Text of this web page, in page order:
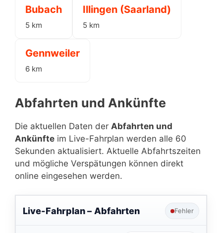
Bubach
5 km
Illingen (Saarland)
5 km
Gennweiler
6 km
Abfahrten und Ankünfte
Die aktuellen Daten der Abfahrten und
Ankünfte im Live-Fahrplan werden alle 60
Sekunden aktualisiert. Aktuelle Abfahrtszeiten
und mögliche Verspätungen können direkt
online eingesehen werden.
Live-Fahrplan – Abfahrten Fehler